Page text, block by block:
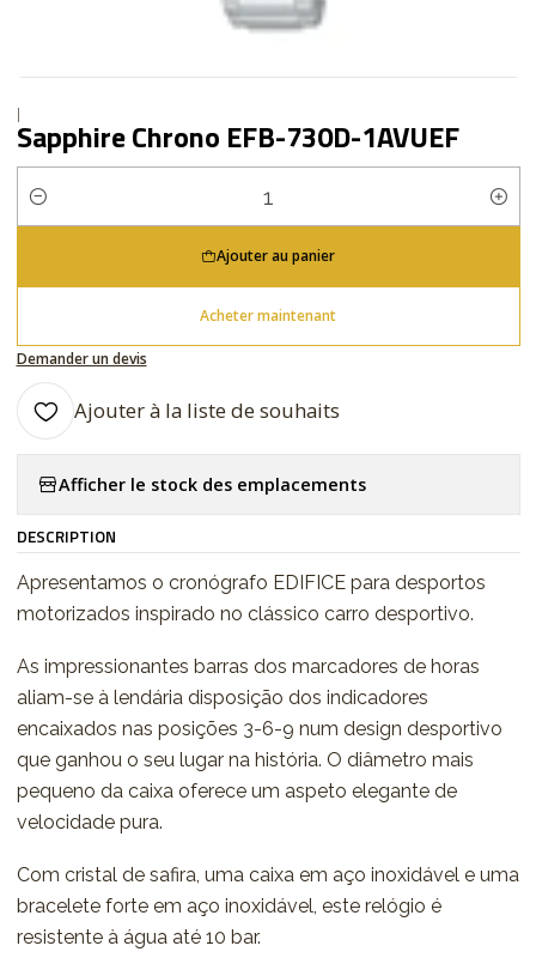
|
Sapphire Chrono EFB-730D-1AVUEF
Quantité
Ajouter au panier
Acheter maintenant
Demander un devis
Ajouter à la liste de souhaits
Afficher le stock des emplacements
DESCRIPTION
Apresentamos o cronógrafo EDIFICE para desportos
motorizados inspirado no clássico carro desportivo.
As impressionantes barras dos marcadores de horas
aliam-se à lendária disposição dos indicadores
encaixados nas posições 3-6-9 num design desportivo
que ganhou o seu lugar na história. O diâmetro mais
pequeno da caixa oferece um aspeto elegante de
velocidade pura.
Com cristal de safira, uma caixa em aço inoxidável e uma
bracelete forte em aço inoxidável, este relógio é
resistente à água até 10 bar.